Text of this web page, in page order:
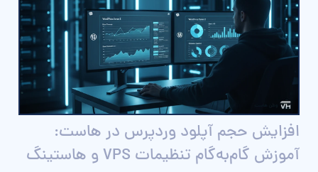
افزایش حجم آپلود وردپرس در هاست:
آموزش گام‌به‌گام تنظیمات VPS و هاستینگ